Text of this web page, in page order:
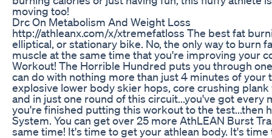
moving too!
Drc On Metabolism And Weight Loss
http://athleanx.com/x/xtremefatloss The best fat
elliptical, or stationary bike. No, the only way to burn
muscle at the same time that you're improving your
Workout! The Horrible Hundred puts you through
can do with nothing more than just 4 minutes of
explosive lower body skier hops, core crushing
and in just one round of this circuit...you've got
you're finished putting this workout to the test...then
System. You can get over 25 more AthLEAN Burst
same time! It's time to get your athlean body. It's